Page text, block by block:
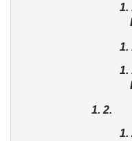
1.
1.
1.
1. 2.
1.